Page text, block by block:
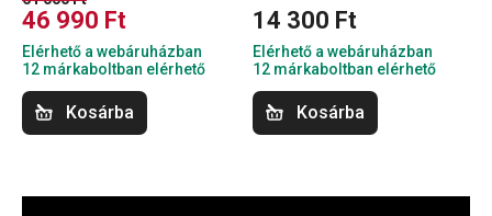
46 990 Ft
Elérhető a webáruházban
12 márkaboltban elérhető
Kosárba
14 300 Ft
Elérhető a webáruházban
12 márkaboltban elérhető
Kosárba